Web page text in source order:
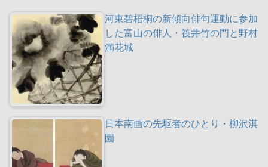
河東碧梧桐の新傾向俳句運動に参加
した富山の俳人・筏井竹の門と野村
満花城
日本南画の先駆者のひとり・柳沢淇
園